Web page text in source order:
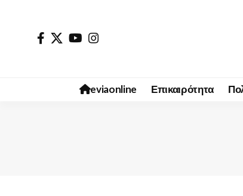
eviaonline Επικαιρότητα